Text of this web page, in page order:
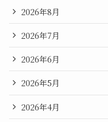
2026年8月
2026年7月
2026年6月
2026年5月
2026年4月